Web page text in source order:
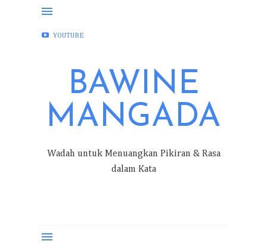
FACEBOOK
YOUTUBE
BAWINE
MANGADA
Wadah untuk Menuangkan Pikiran & Rasa
dalam Kata